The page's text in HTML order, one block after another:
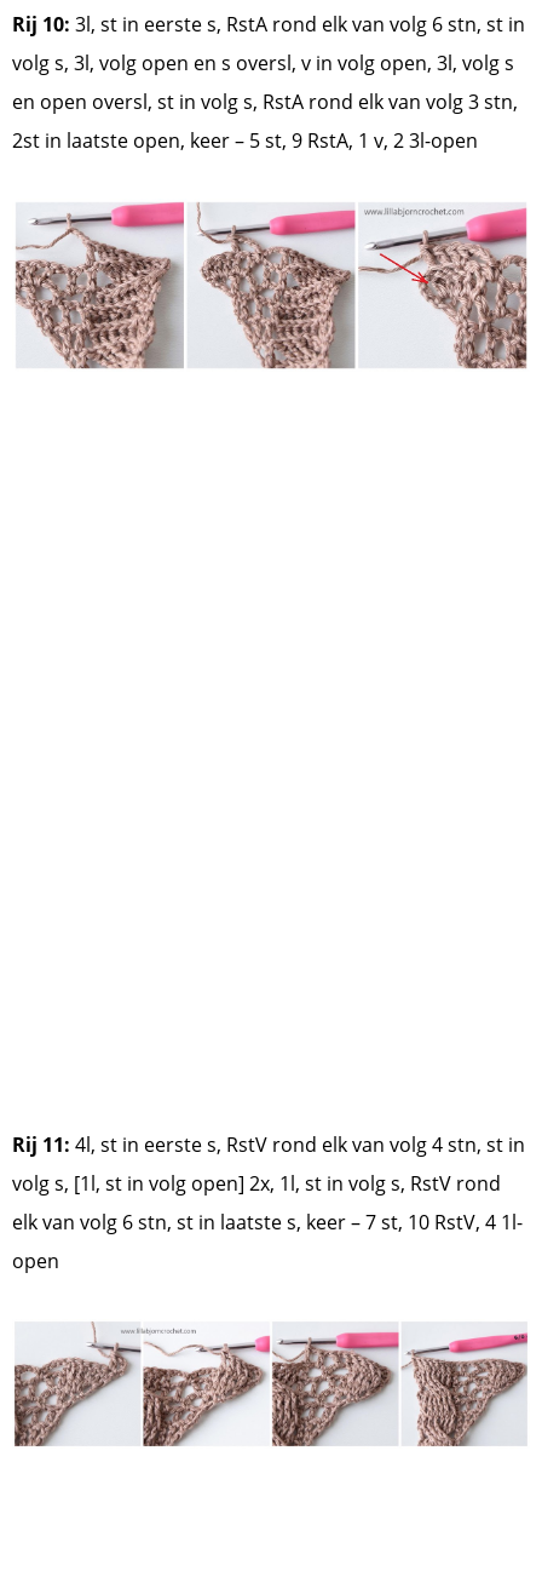
Rij 10: 3l, st in eerste s, RstA rond elk van volg 6 stn, st in
volg s, 3l, volg open en s oversl, v in volg open, 3l, volg s
en open oversl, st in volg s, RstA rond elk van volg 3 stn,
2st in laatste open, keer – 5 st, 9 RstA, 1 v, 2 3l-open
Rij 11: 4l, st in eerste s, RstV rond elk van volg 4 stn, st in
volg s, [1l, st in volg open] 2x, 1l, st in volg s, RstV rond
elk van volg 6 stn, st in laatste s, keer – 7 st, 10 RstV, 4 1l-
open